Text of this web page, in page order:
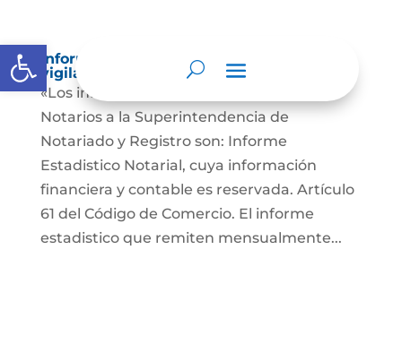
Abrir barra de herramientas
Informes a organismos de inspección,
vigilancia y control
«Los informes que presentan los Señores
Notarios a la Superintendencia de
Notariado y Registro son: Informe
Estadistico Notarial, cuya información
financiera y contable es reservada. Artículo
61 del Código de Comercio. El informe
estadistico que remiten mensualmente...